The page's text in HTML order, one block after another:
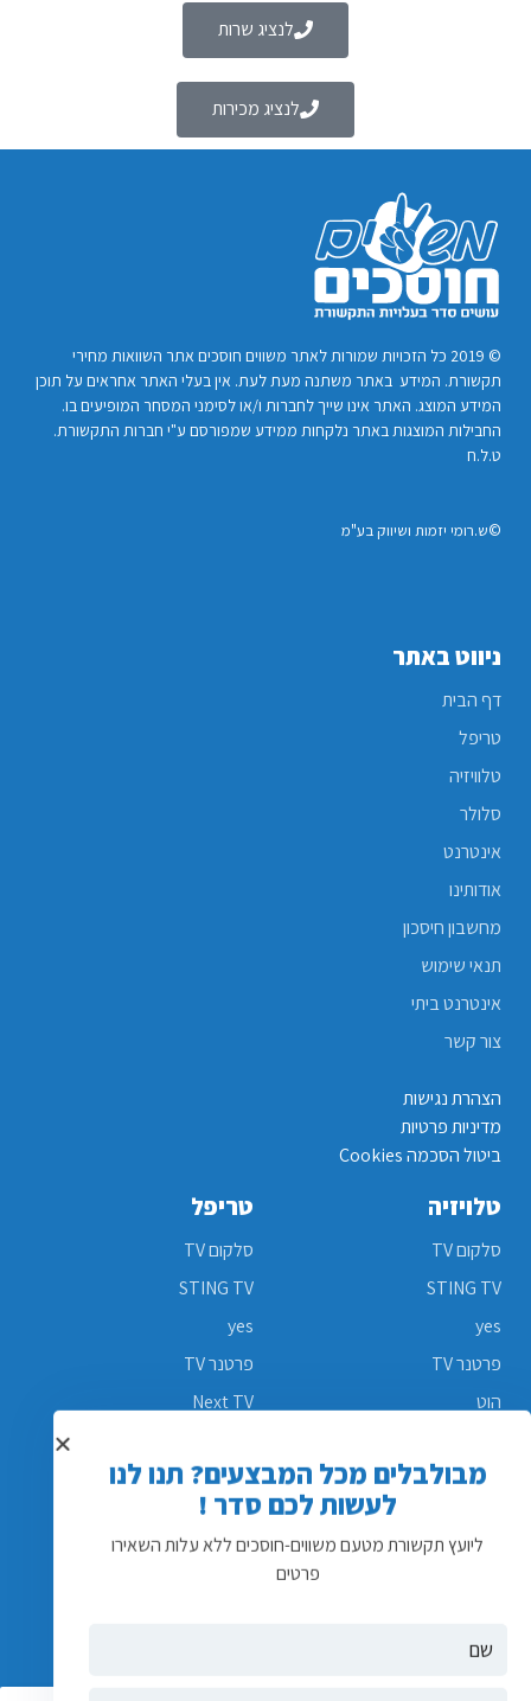
לנציג שרות
לנציג מכירות
© 2019 כל הזכויות שמורות לאתר משווים חוסכים אתר השוואות מחירי
תקשורת. המידע באתר משתנה מעת לעת. אין בעלי האתר אחראים על תוכן
המידע המוצג. האתר אינו שייך לחברות ו/או לסימני המסחר המופיעים בו.
החבילות המוצגות באתר נלקחות ממידע שמפורסם ע"י חברות התקשורת.
ט.ל.ח
©ש.רומי יזמות ושיווק בע"מ
ניווט באתר
דף הבית
טריפל
טלוויזיה
סלולר
אינטרנט
אודותינו
מחשבון חיסכון
תנאי שימוש
אינטרנט ביתי
צור קשר
הצהרת נגישות
מדיניות פרטיות
ביטול הסכמה Cookies
טלויזיה
סלקום TV
STING TV
yes
פרטנר TV
הוט
טריפל
סלקום TV
STING TV
yes
פרטנר TV
Next TV
סלולר
פלאפון
רמי לוי תקשורת
אינטרנט
בזק
מבולבלים מכל המבצעים? תנו לנו
לעשות לכם סדר !
ליועץ תקשורת מטעם משווים-חוסכים ללא עלות השאירו